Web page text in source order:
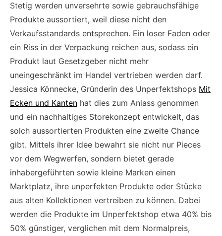
Stetig werden unversehrte sowie gebrauchsfähige
Produkte aussortiert, weil diese nicht den
Verkaufsstandards entsprechen. Ein loser Faden oder
ein Riss in der Verpackung reichen aus, sodass ein
Produkt laut Gesetzgeber nicht mehr
uneingeschränkt im Handel vertrieben werden darf.
Jessica Könnecke, Gründerin des Unperfektshops Mit
Ecken und Kanten hat dies zum Anlass genommen
und ein nachhaltiges Storekonzept entwickelt, das
solch aussortierten Produkten eine zweite Chance
gibt. Mittels ihrer Idee bewahrt sie nicht nur Pieces
vor dem Wegwerfen, sondern bietet gerade
inhabergeführten sowie kleine Marken einen
Marktplatz, ihre unperfekten Produkte oder Stücke
aus alten Kollektionen vertreiben zu können. Dabei
werden die Produkte im Unperfektshop etwa 40% bis
50% günstiger, verglichen mit dem Normalpreis,